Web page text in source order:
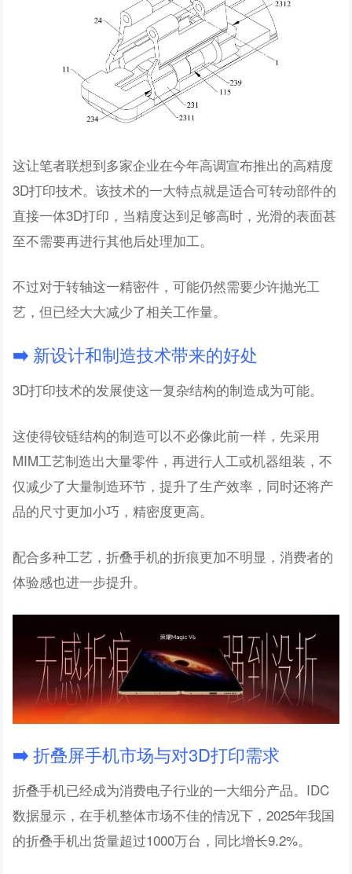
这让笔者联想到多家企业在今年高调宣布推出的高精度
3D打印技术。该技术的一大特点就是适合可转动部件的
直接一体3D打印，当精度达到足够高时，光滑的表面甚
至不需要再进行其他后处理加工。
不过对于转轴这一精密件，可能仍然需要少许抛光工
艺，但已经大大减少了相关工作量。
➡️ 新设计和制造技术带来的好处
3D打印技术的发展使这一复杂结构的制造成为可能。
这使得铰链结构的制造可以不必像此前一样，先采用
MIM工艺制造出大量零件，再进行人工或机器组装，不
仅减少了大量制造环节，提升了生产效率，同时还将产
品的尺寸更加小巧，精密度更高。
配合多种工艺，折叠手机的折痕更加不明显，消费者的
体验感也进一步提升。
➡️折叠屏手机市场与对3D打印需求
折叠手机已经成为消费电子行业的一大细分产品。IDC
数据显示，在手机整体市场不佳的情况下，2025年我国
的折叠手机出货量超过1000万台，同比增长9.2%。